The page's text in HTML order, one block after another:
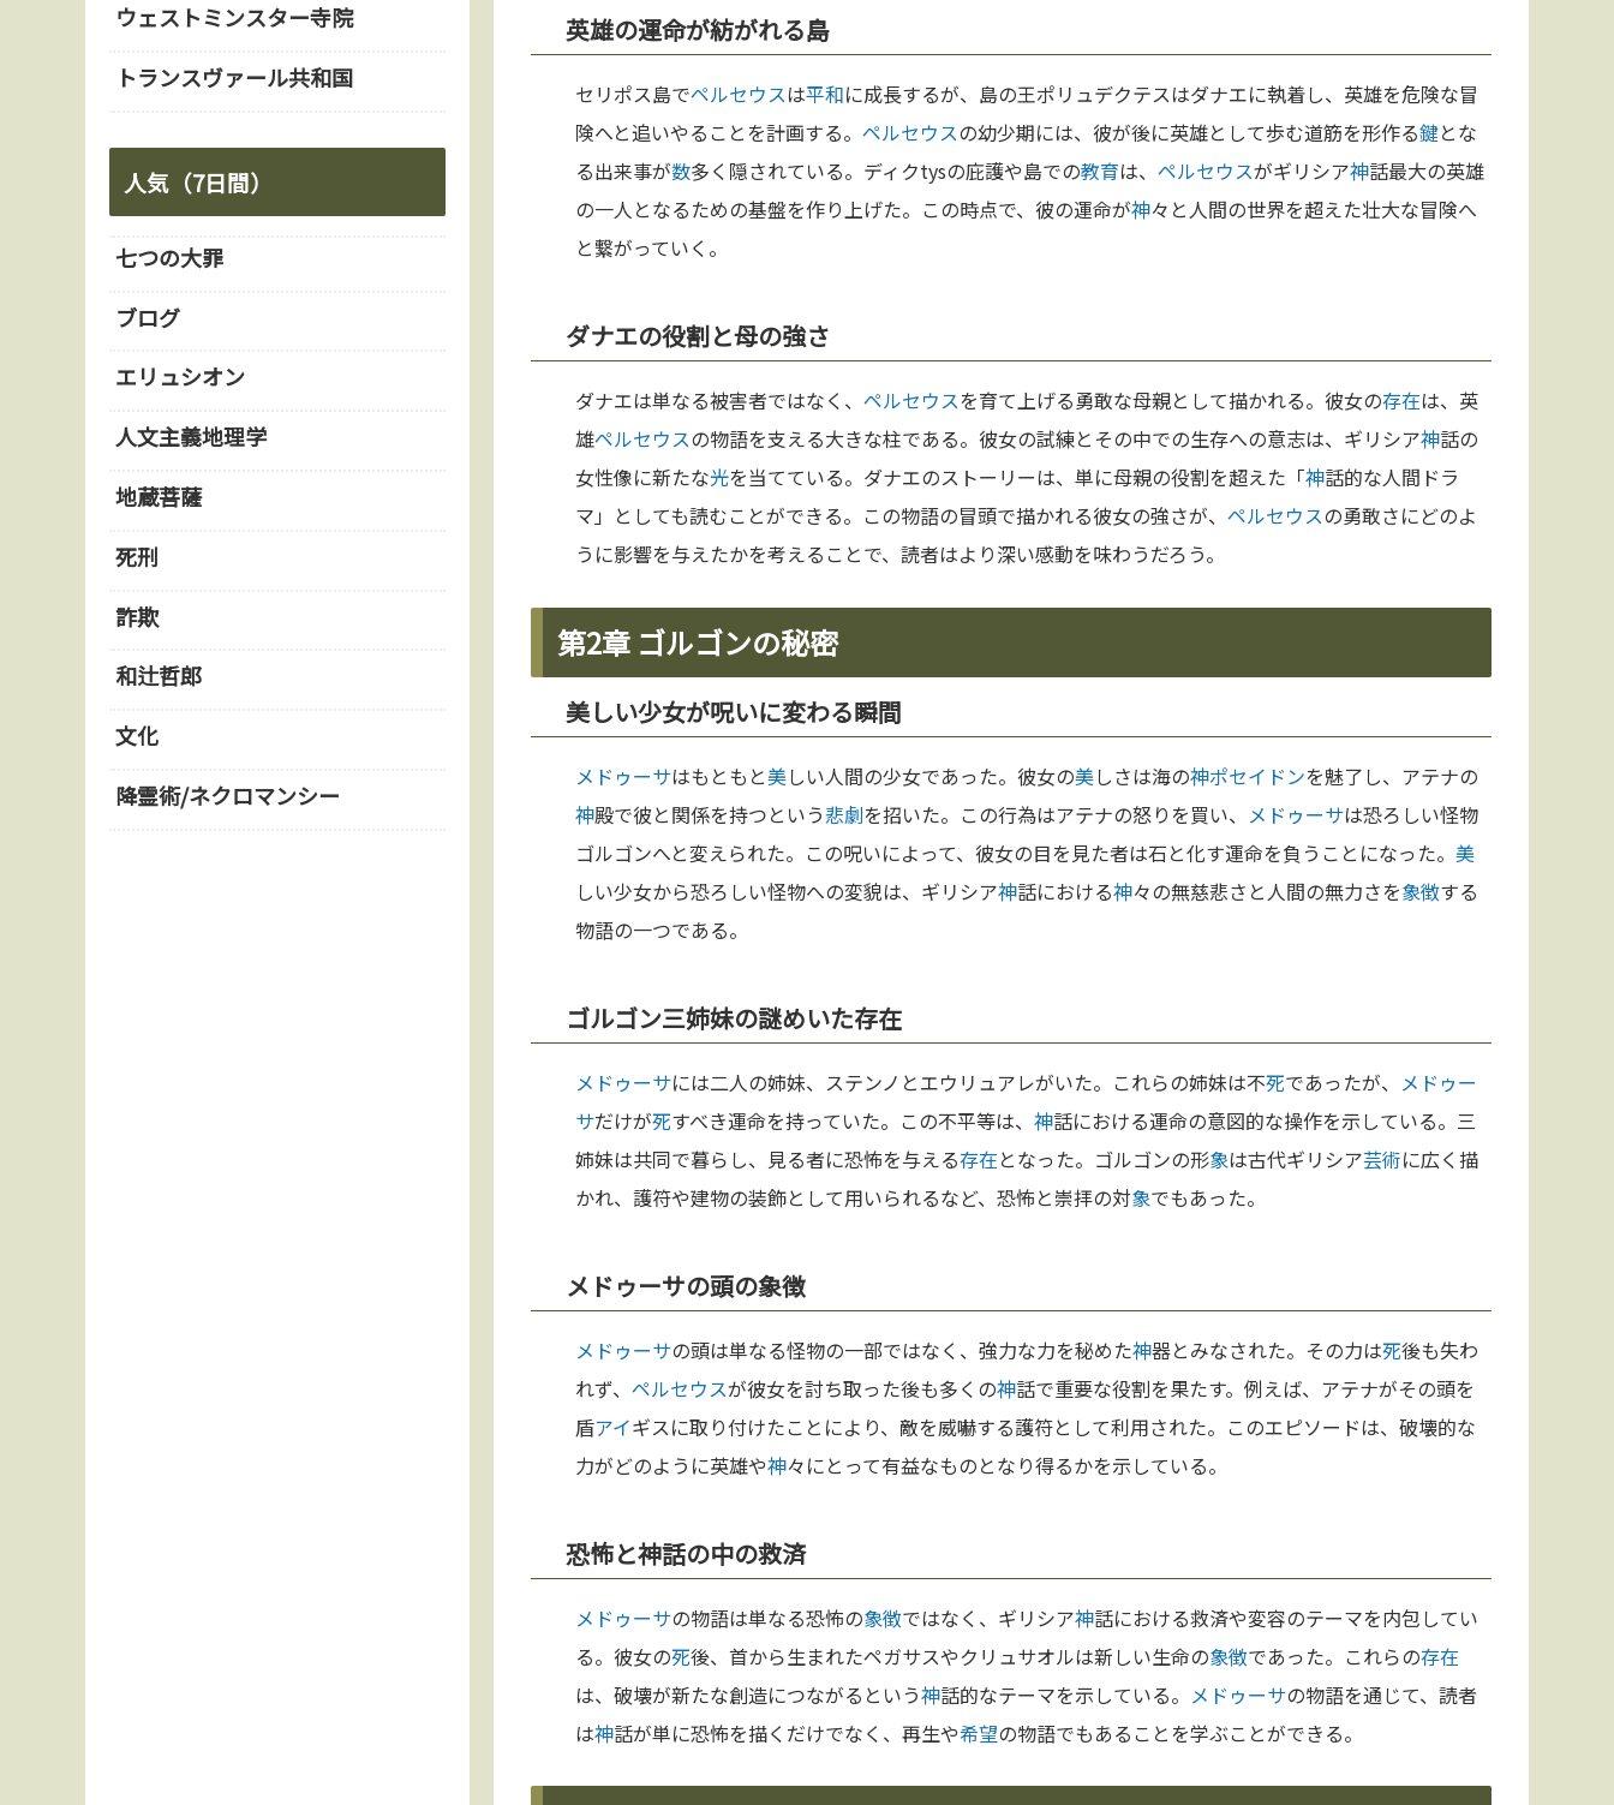
英雄の運命が紡がれる島
セリポス島でペルセウスは平和に成長するが、島の王ポリュデクテスはダナエに執着し、英雄を危険な冒
険へと追いやることを計画する。 ペルセウスの幼少期には、彼が後に英雄として歩む道筋を形作る鍵とな
る出来事が数多く隠されている。ディクtysの庇護や島での教育は、 ペルセウスがギリシア神話最大の英雄
の一人となるための基盤を作り上げた。この時点で、彼の運命が神々と人間の世界を超えた壮大な冒険へ
と繋がっていく。
ダナエの役割と母の強さ
ダナエは単なる被害者ではなく、 ペルセウスを育て上げる勇敢な母親として描かれる。彼女の存在は、英
雄ペルセウスの物語を支える大きな柱である。彼女の試練とその中での生存への意志は、ギリシア神話の
女性像に新たな光を当てている。ダナエのストーリーは、単に母親の役割を超えた「神話的な人間ドラ
マ」としても読むことができる。この物語の冒頭で描かれる彼女の強さが、 ペルセウスの勇敢さにどのよ
うに影響を与えたかを考えることで、読者はより深い感動を味わうだろう。
第2章 ゴルゴンの秘密
美しい少女が呪いに変わる瞬間
メドゥーサはもともと美しい人間の少女であった。彼女の美しさは海の神ポセイドンを魅了し、アテナの
神殿で彼と関係を持つという悲劇を招いた。この行為はアテナの怒りを買い、 メドゥーサは恐ろしい怪物
ゴルゴンへと変えられた。この呪いによって、彼女の目を見た者は石と化す運命を負うことになった。 美
しい少女から恐ろしい怪物への変貌は、ギリシア神話における神々の無慈悲さと人間の無力さを象徴する
物語の一つである。
ゴルゴン三姉妹の謎めいた存在
メドゥーサには二人の姉妹、ステンノとエウリュアレがいた。これらの姉妹は不死であったが、 メドゥー
サだけが死すべき運命を持っていた。この不平等は、 神話における運命の意図的な操作を示している。三
姉妹は共同で暮らし、見る者に恐怖を与える存在となった。ゴルゴンの形象は古代ギリシア芸術に広く描
かれ、護符や建物の装飾として用いられるなど、恐怖と崇拝の対象でもあった。
メドゥーサの頭の象徴
メドゥーサの頭は単なる怪物の一部ではなく、強力な力を秘めた神器とみなされた。その力は死後も失わ
れず、 ペルセウスが彼女を討ち取った後も多くの神話で重要な役割を果たす。例えば、アテナがその頭を
盾アイギスに取り付けたことにより、敵を威嚇する護符として利用された。このエピソードは、破壊的な
力がどのように英雄や神々にとって有益なものとなり得るかを示している。
恐怖と神話の中の救済
メドゥーサの物語は単なる恐怖の象徴ではなく、ギリシア神話における救済や変容のテーマを内包してい
る。彼女の死後、首から生まれたペガサスやクリュサオルは新しい生命の象徴であった。これらの存在
は、破壊が新たな創造につながるという神話的なテーマを示している。 メドゥーサの物語を通じて、読者
は神話が単に恐怖を描くだけでなく、再生や希望の物語でもあることを学ぶことができる。
ウェストミンスター寺院
トランスヴァール共和国
人気（7日間）
七つの大罪
ブログ
エリュシオン
人文主義地理学
地蔵菩薩
死刑
詐欺
和辻哲郎
文化
降霊術/ネクロマンシー